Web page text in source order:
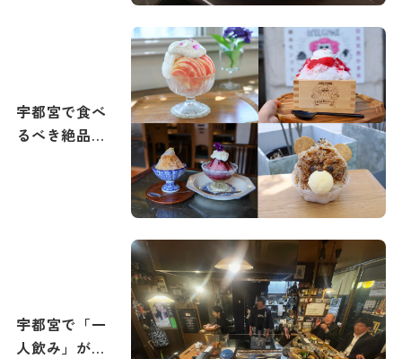
宇都宮で食べ
るべき絶品か
宇都宮で「一
人飲み」が楽